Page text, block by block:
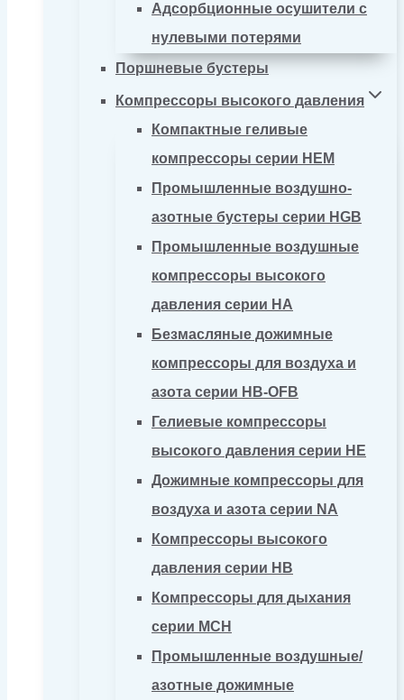
Адсорбционные осушители с
нулевыми потерями
Поршневые бустеры
Компрессоры высокого давления
Компактные геливые
компрессоры серии HEM
Промышленные воздушно-
азотные бустеры серии HGB
Промышленные воздушные
компрессоры высокого
давления серии HA
Безмасляные дожимные
компрессоры для воздуха и
азота серии HB-OFB
Гелиевые компрессоры
высокого давления серии HE
Дожимные компрессоры для
воздуха и азота серии NA
Компрессоры высокого
давления серии HB
Компрессоры для дыхания
серии MCH
Промышленные воздушные/
азотные дожимные